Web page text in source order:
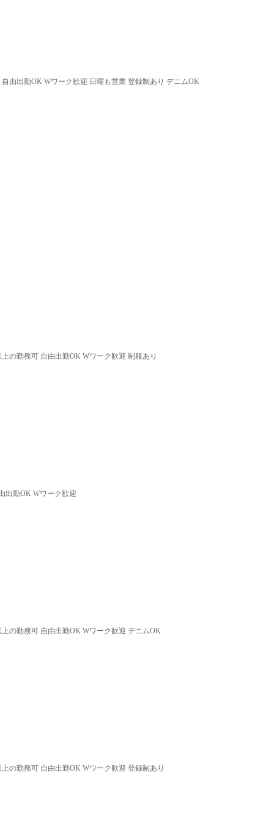
由出勤OK Wワーク歓迎 日曜も営業 登録制あり デニムOK
の勤務可 自由出勤OK Wワーク歓迎 制服あり
出勤OK Wワーク歓迎
の勤務可 自由出勤OK Wワーク歓迎 デニムOK
の勤務可 自由出勤OK Wワーク歓迎 登録制あり